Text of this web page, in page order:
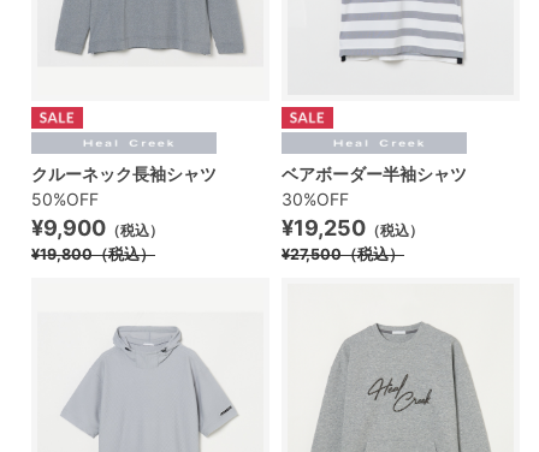
クルーネック長袖シャツ
50%OFF
¥9,900 （税込）
¥19,800（税込）
ベアボーダー半袖シャツ
30%OFF
¥19,250 （税込）
¥27,500（税込）